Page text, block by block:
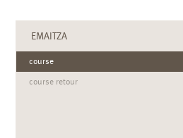
EMAITZA
course
course retour